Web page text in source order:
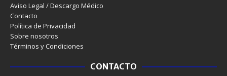
Aviso Legal / Descargo Médico
Contacto
Política de Privacidad
Sobre nosotros
Términos y Condiciones
CONTACTO